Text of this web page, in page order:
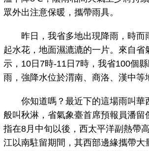
眾外出注意保暖，攜帶雨具。
昨日，我省多地出現降雨，時而
起水花，地面濕漉漉的一片。來自省
示，10日7時-11日7時，我省100個
雨，強降水位於渭南、商洛、漢中等
你知道嗎？最近下的這場雨叫華
般叫秋淋，省氣象臺首席預報員潘留
指在8月中旬以後，西太平洋副熱帶
江以南駐留期間，其西部邊緣攜帶大